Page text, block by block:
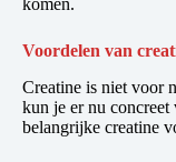
Voordelen van
Creatine is niet voor
kun je er nu concreet
belangrijke creatine